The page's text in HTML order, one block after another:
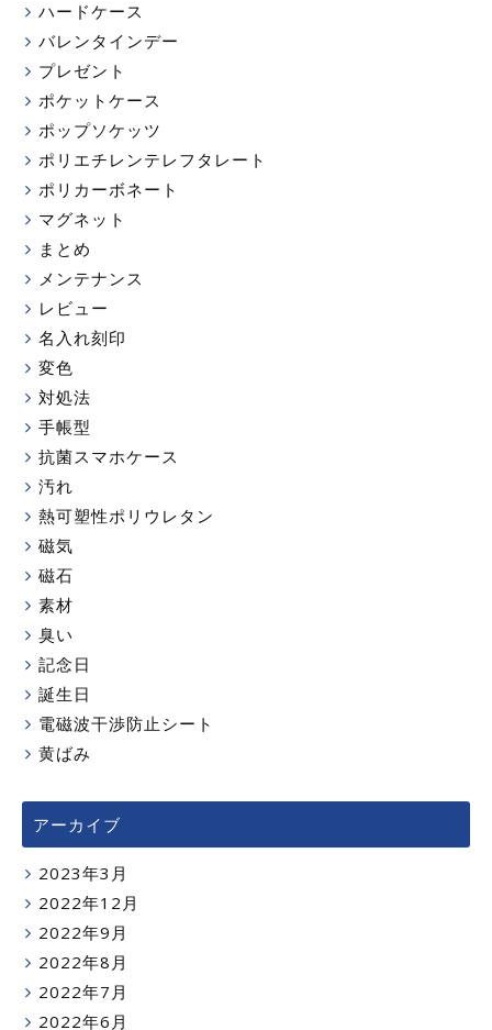
ハードケース
バレンタインデー
プレゼント
ポケットケース
ポップソケッツ
ポリエチレンテレフタレート
ポリカーボネート
マグネット
まとめ
メンテナンス
レビュー
名入れ刻印
変色
対処法
手帳型
抗菌スマホケース
汚れ
熱可塑性ポリウレタン
磁気
磁石
素材
臭い
記念日
誕生日
電磁波干渉防止シート
黄ばみ
アーカイブ
2023年3月
2022年12月
2022年9月
2022年8月
2022年7月
2022年6月